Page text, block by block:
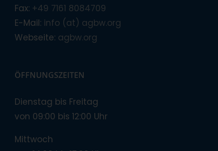
Fax: +49 7161 8084709
E-Mail: info (at) agbw.org
Webseite: agbw.org
ÖFFNUNGSZEITEN
Dienstag bis Freitag
von 09:00 bis 12:00 Uhr
Mittwoch